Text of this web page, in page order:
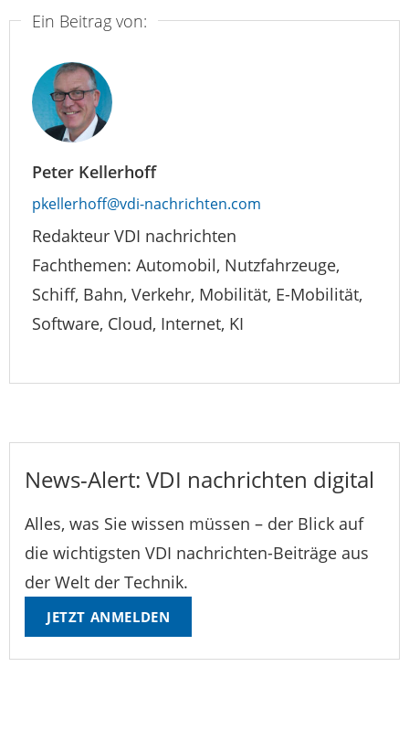
Ein Beitrag von:
Peter Kellerhoff
pkellerhoff@vdi-nachrichten.com
Redakteur VDI nachrichten
Fachthemen: Automobil, Nutzfahrzeuge,
Schiff, Bahn, Verkehr, Mobilität, E-Mobilität,
Software, Cloud, Internet, KI
News-Alert: VDI nachrichten digital
Alles, was Sie wissen müssen – der Blick auf
die wichtigsten VDI nachrichten-Beiträge aus
der Welt der Technik.
JETZT ANMELDEN